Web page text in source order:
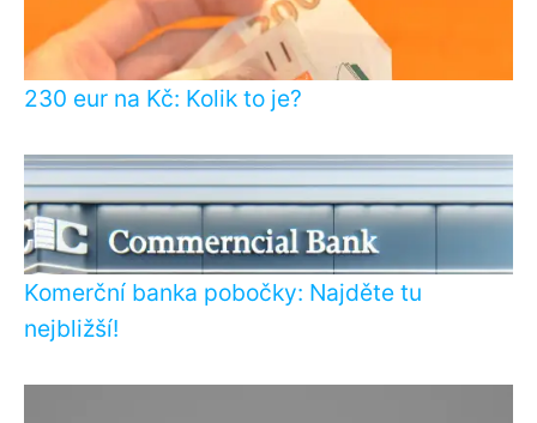
230 eur na Kč: Kolik to je?
Komerční banka pobočky: Najděte tu
nejbližší!